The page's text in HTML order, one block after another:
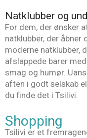
Natklubber og
For dem, der ønsker
natklubber, der åbner
moderne natklubber,
afslappede barer
smag og humør.
aften i godt selskab
du finde det i Tsilivi.
Shopping
Tsilivi er et